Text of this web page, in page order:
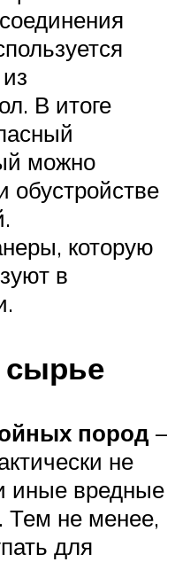
В итоге
можно
обустройстве
которую
в
пород –
не
иные вредные
Тем не менее,
для